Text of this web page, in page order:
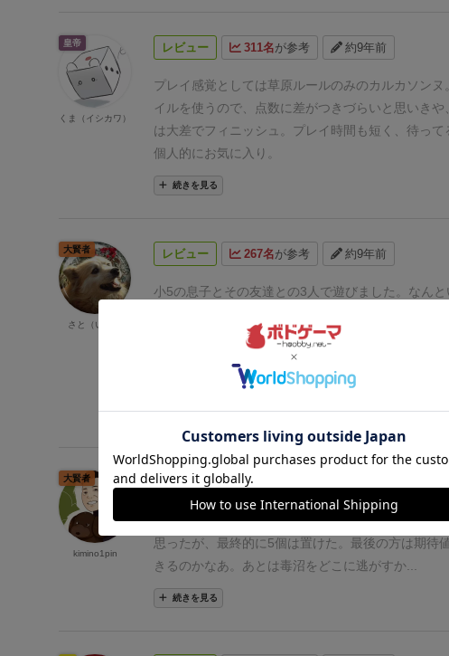
いいので、各々が物理的にこのゲームを所持してさ
人とでも同時対戦可能です。 「オンライン版のボー
い、物理的なコンポーネントやタイルを触りたい！
ト対戦用ゲームとしてオススメです。
レビュー 311名が参考 約9年前
プレイ感覚としては草原ルールのみのカルカソンヌ
イルを使うので、点数に差がつきづらいと思いきや
は大差でフィニッシュ。 プレイ時間も短く、待って
個人的にお気に入り。
続きを見る
皇帝
くま（イシカワ）
レビュー 267名が参考 約9年前
小5の息子とその友達との3人で遊びました。 なん
ダウンタイムもないので、途中で飽きる
しながら楽しく遊べました。で、20分くらいで終
回！」となって、結局立て続けに3回遊びました。
し、「あそこはああしておけば！」という感想戦も
続きを見る
大賢者
さと（いぬ）
リプレイ 196名
2018/06/10 ぐらちょこボドゲ会にてプレイ。序盤
思ったが、最終的に5個は置けた。最後の方は期待
きるのかなあ。あとは毒沼をどこに逃がすか...
続きを見る
大賢者
kimino1pin